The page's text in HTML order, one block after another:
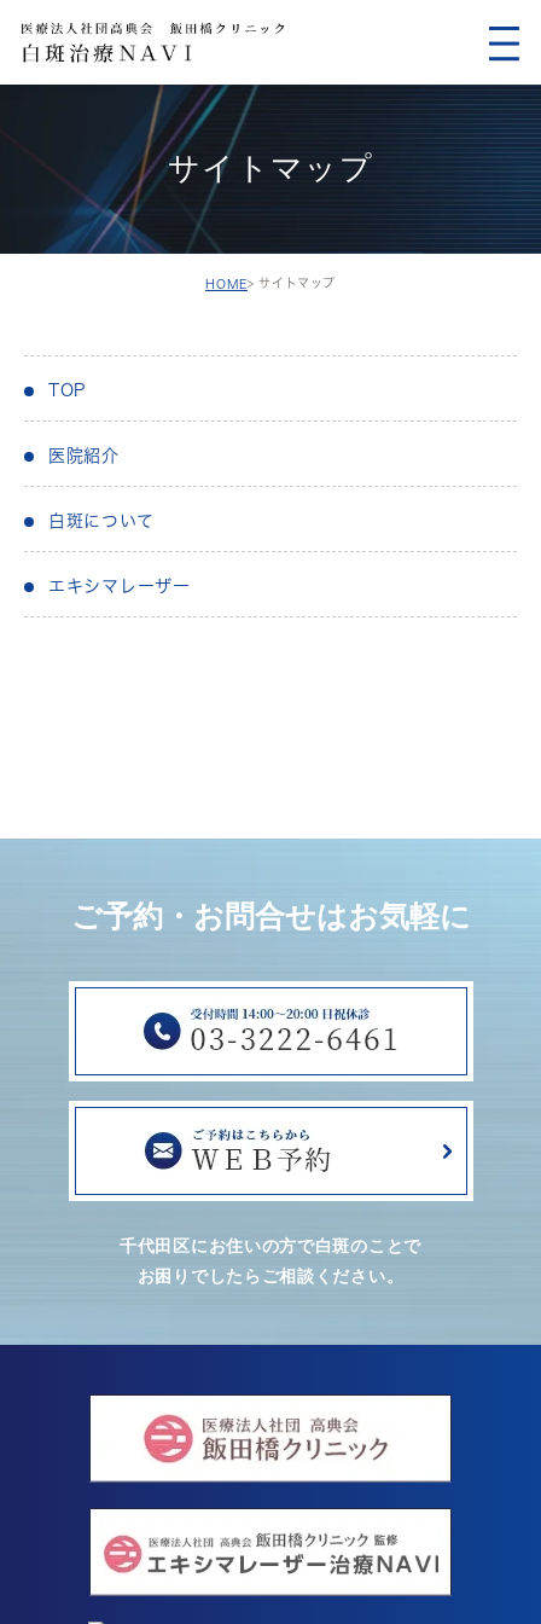
サイトマップ
HOME サイトマップ
TOP
医院紹介
白斑について
エキシマレーザー
ご予約・お問合せはお気軽に
千代田区にお住いの方で白斑のことで
お困りでしたらご相談ください。